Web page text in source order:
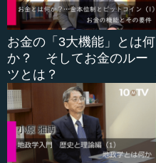
お金の「3大機能」とは何
か？ そしてお金のルー
ツとは？